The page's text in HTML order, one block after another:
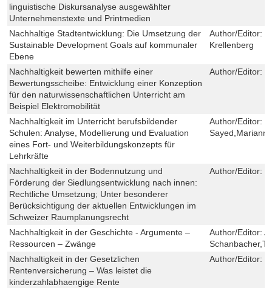
linguistische Diskursanalyse ausgewählter
Unternehmenstexte und Printmedien
Nachhaltige Stadtentwicklung: Die Umsetzung der
Sustainable Development Goals auf kommunaler
Ebene
Author/Editor:
Krellenberg
Nachhaltigkeit bewerten mithilfe einer
Bewertungsscheibe: Entwicklung einer Konzeption
für den naturwissenschaftlichen Unterricht am
Beispiel Elektromobilität
Author/Editor:
Nachhaltigkeit im Unterricht berufsbildender
Schulen: Analyse, Modellierung und Evaluation
eines Fort- und Weiterbildungskonzepts für
Lehrkräfte
Author/Editor:
Nachhaltigkeit in der Bodennutzung und
Förderung der Siedlungsentwicklung nach innen:
Rechtliche Umsetzung; Unter besonderer
Berücksichtigung der aktuellen Entwicklungen im
Schweizer Raumplanungsrecht
Author/Editor:
Nachhaltigkeit in der Geschichte - Argumente –
Ressourcen – Zwänge
Author/Editor:
Nachhaltigkeit in der Gesetzlichen
Rentenversicherung – Was leistet die
kinderzahlabhaengige Rente
Author/Editor: